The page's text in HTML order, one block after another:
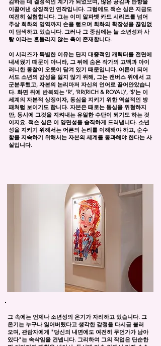
김하는 데 결정적인 계기가 되었으며, 많은 공감과 반향을
이끌어낸 상징적인 연작입니다. 그럼에도 잭슨 심은 지금도
여전히 실험합니다. 그는 이미 알파벳 카드 시리즈를 넘어
추상 회화의 영역까지 손을 뻗으며 회화의 확장성을 끊임없
이 탐색하고 있습니다. 그러나 그 중심에는 늘 소년성과 사
랑 이라는 흔들리지 않는 축이 존재합니다.
​이 시리즈가 특별한 이유는 단지 대중적인 캐릭터를 전면에
내세웠기 때문이 아니라, 그 뒤에 숨은 작가의 고백과 아이
러니한 통찰이 오롯이 담겨 있기 때문입니다. 어른이 되어
서도 소년의 감성을 잃지 않기 위해, 그는 캔버스 위에서 고
군분투했고, 자본의 논리마저 자신의 언어로 끌어안았습니
다. 화면 위에 반복되는 ‘R’, ‘RR(RICH & ROYAL)’, ‘$’는 이
세계의 자본적 상징이자, 동심을 지키기 위한 역설적인 방
패처럼 보이기도 합니다. 자본은 때로는 동심을 위협하지
만, 동시에 그것을 지켜내는 유일한 수단이 되기도 하는 것
이지요. 잭슨 심은 이 양면성을 솔직하게 드러냅니다. 소년
성을 지키기 위해서는 어른의 논리를 이해해야 하고, 순수
함을 지속하기 위해서는 자본의 세계를 통과해야 한다는 사
실입니다.
그 속에는 언제나 소년성의 온기가 자리하고 있습니다. 그
온기는 누구나 잃어버렸다고 생각한 감정을 다시금 불러
오며, 관람자에게 "당신의 내면에도 여전히 무언가가 남아
있다"는 속삭임을 건넵니다. 그리하여 그의 작업은 단순한